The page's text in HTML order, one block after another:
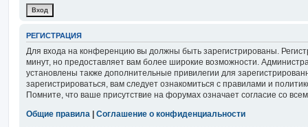
РЕГИСТРАЦИЯ
Для входа на конференцию вы должны быть зарегистрированы.
минут, но предоставляет вам более широкие возможности.
установлены также дополнительные привилегии для
зарегистрироваться, вам следует ознакомиться с правилами и
Помните, что ваше присутствие на форумах означает согласие со
Общие правила
Соглашение о конфиденциальности